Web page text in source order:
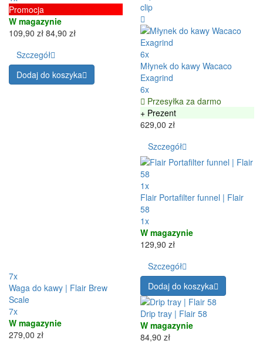
Promocja
W magazynie
109,90 zł 84,90 zł
Szczegół
Dodaj do koszyka
6x
Młynek do kawy Wacaco
Exagrind
6x
Przesyłka za darmo
+ Prezent
629,00 zł
Szczegół
7x
Waga do kawy | Flair Brew
Scale
7x
W magazynie
279,00 zł
1x
Flair Portafilter funnel | Flair
58
1x
W magazynie
129,90 zł
Szczegół
Dodaj do koszyka
Drip tray | Flair 58
W magazynie
84,90 zł